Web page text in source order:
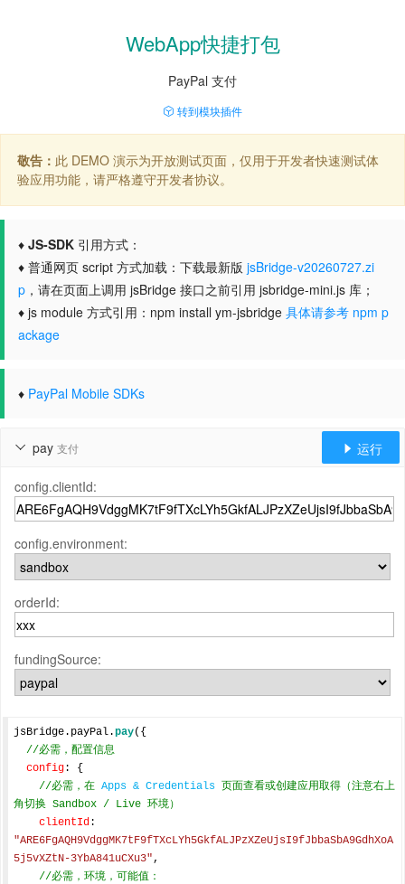
WebApp快捷打包
PayPal 支付
转到模块插件
敬告： 此 DEMO 演示为开放测试页面，仅用于开发者快速测试体
验应用功能，请严格遵守开发者协议。
♦ JS-SDK 引用方式：
♦ 普通网页 script 方式加载：下载最新版 jsBridge-v20260727.zi
p ，请在页面上调用 jsBridge 接口之前引用 jsbridge-mini.js 库；
♦ js module 方式引用：npm install ym-jsbridge 具体请参考 npm p
ackage
♦ PayPal Mobile SDKs
pay 支付
  运行
config.clientId:
config.environment:
orderId:
fundingSource:
jsBridge.payPal.pay({
//必需，配置信息
config: {
//必需，在 Apps & Credentials 页面查看或创建应用取得（注意右上
角切换 Sandbox / Live 环境）
clientId
"ARE6FgAQH9VdggMK7tF9fTXcLYh5GkfALJPzXZeUjsI9fJbbaSbA9GdhXoA
5j5vXZtN-3YbA841uCXu3",
//必需，环境，可能值：